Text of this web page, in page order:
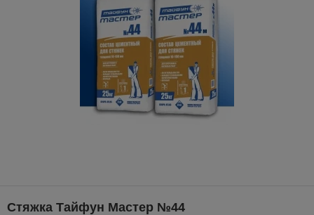
Стяжка Тайфун Мастер №44